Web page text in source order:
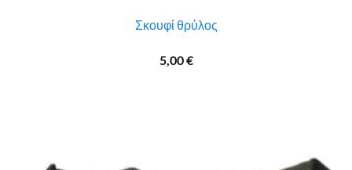
Σκουφί θρύλος
5,00€